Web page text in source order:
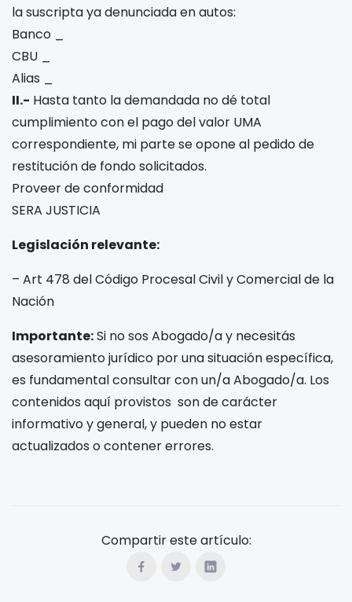
la suscripta ya denunciada en autos:
Banco _
CBU _
Alias _
II.- Hasta tanto la demandada no dé total
cumplimiento con el pago del valor UMA
correspondiente, mi parte se opone al pedido de
restitución de fondo solicitados.
Proveer de conformidad
SERA JUSTICIA
Legislación relevante:
– Art 478 del Código Procesal Civil y Comercial de la
Nación
Importante:Si no sos Abogado/a y necesitás
asesoramiento jurídico por una situación específica,
es fundamental consultar con un/a Abogado/a. Los
contenidos aquí provistos son de carácter
informativo y general, y pueden no estar
actualizados o contener errores.
Compartir este artículo: